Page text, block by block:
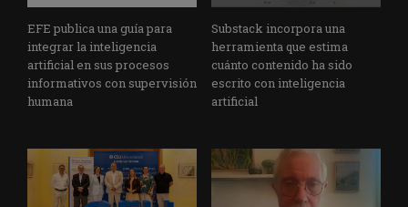
EFE publica una guía para
integrar la inteligencia
artificial en sus procesos
informativos con supervisión
humana
Substack incorpora una
herramienta que estima
cuánto contenido ha sido
escrito con inteligencia
artificial